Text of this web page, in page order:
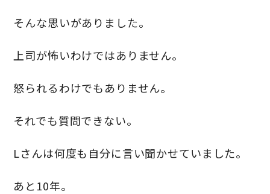
そんな思いがありました。
上司が怖いわけではありません。
怒られるわけでもありません。
それでも質問できない。
Lさんは何度も自分に言い聞かせていました。
あと10年。